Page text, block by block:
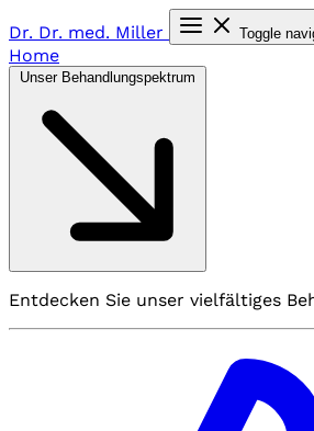
Dr. Dr. med. Miller Toggle
Home
Entdecken Sie unser vielfältiges